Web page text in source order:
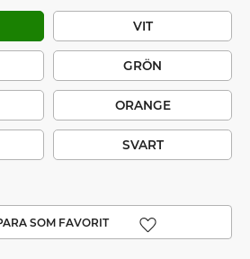
VIT
GRÖN
ORANGE
SVART
Lägg till i favoriter